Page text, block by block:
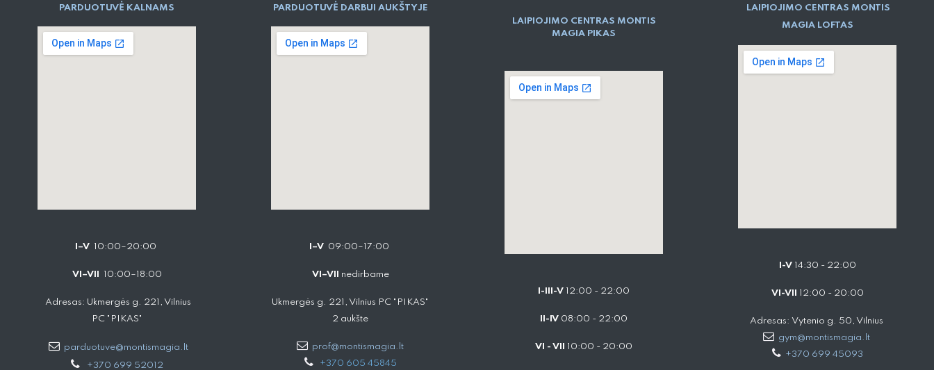
PARD​UOTUVĖ​ KALNAMS
I–V 10:00–20:00
VI–VII 10:00–18:00
Adresas: Ukmergės g. 221, Vilnius
PC "PIKAS"
parduotuve@montismagia.lt
+370 699 52012
PARDUOTUVĖ DARBUI AUKŠTYJE
I–V 09:00–17:00
VI–VII nedirbame
Ukmergės g. 221, Vilnius PC "PIKAS"
2 aukšte
prof@montismagia.lt
+370 605 4584​5
LAIPIOJIMO CENTRAS MONTIS
MAGIA PIKAS
I-III-V 12:00 - 22:00
II-IV 08:00 - 22:00
VI - VII 10:00 - 20:00
LAIPIOJIMO CENTRAS MONTIS
MAGIA LOFTAS
I-V14:30 - 22:00
VI-VII 12:00 - 20:00
Adresas: Vytenio g. 50, Vilnius
gym@montismagia.lt
+370 699 45093